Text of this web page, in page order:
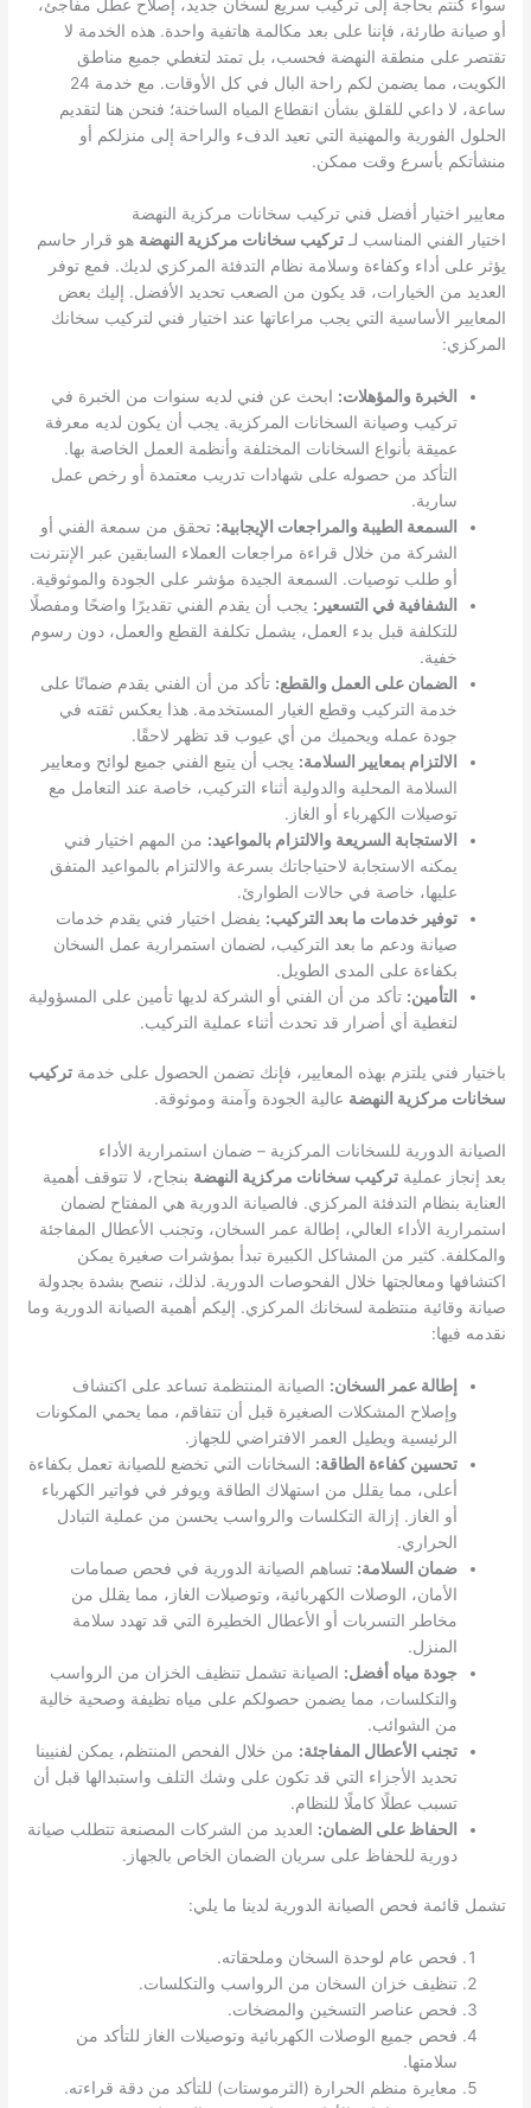
سواء كنتم بحاجة إلى تركيب سريع لسخان جديد، إصلاح عطل مفاجئ،
أو صيانة طارئة، فإننا على بعد مكالمة هاتفية واحدة. هذه الخدمة لا
تقتصر على منطقة النهضة فحسب، بل تمتد لتغطي جميع مناطق
الكويت، مما يضمن لكم راحة البال في كل الأوقات. مع خدمة 24
ساعة، لا داعي للقلق بشأن انقطاع المياه الساخنة؛ فنحن هنا لتقديم
الحلول الفورية والمهنية التي تعيد الدفء والراحة إلى منزلكم أو
منشأتكم بأسرع وقت ممكن.
معايير اختيار أفضل فني تركيب سخانات مركزية النهضة
اختيار الفني المناسب لـتركيب سخانات مركزية النهضة هو قرار حاسم
يؤثر على أداء وكفاءة وسلامة نظام التدفئة المركزي لديك. فمع توفر
العديد من الخيارات، قد يكون من الصعب تحديد الأفضل. إليك بعض
المعايير الأساسية التي يجب مراعاتها عند اختيار فني لتركيب سخانك
المركزي:
الخبرة والمؤهلات: ابحث عن فني لديه سنوات من الخبرة في
تركيب وصيانة السخانات المركزية. يجب أن يكون لديه معرفة
عميقة بأنواع السخانات المختلفة وأنظمة العمل الخاصة بها.
التأكد من حصوله على شهادات تدريب معتمدة أو رخص عمل
سارية.
السمعة الطيبة والمراجعات الإيجابية: تحقق من سمعة الفني أو
الشركة من خلال قراءة مراجعات العملاء السابقين عبر الإنترنت
أو طلب توصيات. السمعة الجيدة مؤشر على الجودة والموثوقية.
الشفافية في التسعير: يجب أن يقدم الفني تقديرًا واضحًا ومفصلًا
للتكلفة قبل بدء العمل، يشمل تكلفة القطع والعمل، دون رسوم
خفية.
الضمان على العمل والقطع: تأكد من أن الفني يقدم ضمانًا على
خدمة التركيب وقطع الغيار المستخدمة. هذا يعكس ثقته في
جودة عمله ويحميك من أي عيوب قد تظهر لاحقًا.
الالتزام بمعايير السلامة: يجب أن يتبع الفني جميع لوائح ومعايير
السلامة المحلية والدولية أثناء التركيب، خاصة عند التعامل مع
توصيلات الكهرباء أو الغاز.
الاستجابة السريعة والالتزام بالمواعيد: من المهم اختيار فني
يمكنه الاستجابة لاحتياجاتك بسرعة والالتزام بالمواعيد المتفق
عليها، خاصة في حالات الطوارئ.
توفير خدمات ما بعد التركيب: يفضل اختيار فني يقدم خدمات
صيانة ودعم ما بعد التركيب، لضمان استمرارية عمل السخان
بكفاءة على المدى الطويل.
التأمين: تأكد من أن الفني أو الشركة لديها تأمين على المسؤولية
لتغطية أي أضرار قد تحدث أثناء عملية التركيب.
باختيار فني يلتزم بهذه المعايير، فإنك تضمن الحصول على خدمةتركيب
سخانات مركزية النهضة عالية الجودة وآمنة وموثوقة.
الصيانة الدورية للسخانات المركزية – ضمان استمرارية الأداء
بعد إنجاز عمليةتركيب سخانات مركزية النهضة بنجاح، لا تتوقف أهمية
العناية بنظام التدفئة المركزي. فالصيانة الدورية هي المفتاح لضمان
استمرارية الأداء العالي، إطالة عمر السخان، وتجنب الأعطال المفاجئة
والمكلفة. كثير من المشاكل الكبيرة تبدأ بمؤشرات صغيرة يمكن
اكتشافها ومعالجتها خلال الفحوصات الدورية. لذلك، ننصح بشدة بجدولة
صيانة وقائية منتظمة لسخانك المركزي. إليكم أهمية الصيانة الدورية وما
نقدمه فيها:
إطالة عمر السخان: الصيانة المنتظمة تساعد على اكتشاف
وإصلاح المشكلات الصغيرة قبل أن تتفاقم، مما يحمي المكونات
الرئيسية ويطيل العمر الافتراضي للجهاز.
تحسين كفاءة الطاقة: السخانات التي تخضع للصيانة تعمل بكفاءة
أعلى، مما يقلل من استهلاك الطاقة ويوفر في فواتير الكهرباء
أو الغاز. إزالة التكلسات والرواسب يحسن من عملية التبادل
الحراري.
ضمان السلامة: تساهم الصيانة الدورية في فحص صمامات
الأمان، الوصلات الكهربائية، وتوصيلات الغاز، مما يقلل من
مخاطر التسربات أو الأعطال الخطيرة التي قد تهدد سلامة
المنزل.
جودة مياه أفضل: الصيانة تشمل تنظيف الخزان من الرواسب
والتكلسات، مما يضمن حصولكم على مياه نظيفة وصحية خالية
من الشوائب.
تجنب الأعطال المفاجئة: من خلال الفحص المنتظم، يمكن لفنيينا
تحديد الأجزاء التي قد تكون على وشك التلف واستبدالها قبل أن
تسبب عطلًا كاملًا للنظام.
الحفاظ على الضمان: العديد من الشركات المصنعة تتطلب صيانة
دورية للحفاظ على سريان الضمان الخاص بالجهاز.
تشمل قائمة فحص الصيانة الدورية لدينا ما يلي:
فحص عام لوحدة السخان وملحقاته.
تنظيف خزان السخان من الرواسب والتكلسات.
فحص عناصر التسخين والمضخات.
فحص جميع الوصلات الكهربائية وتوصيلات الغاز للتأكد من
سلامتها.
معايرة منظم الحرارة (الثرموستات) للتأكد من دقة قراءته.